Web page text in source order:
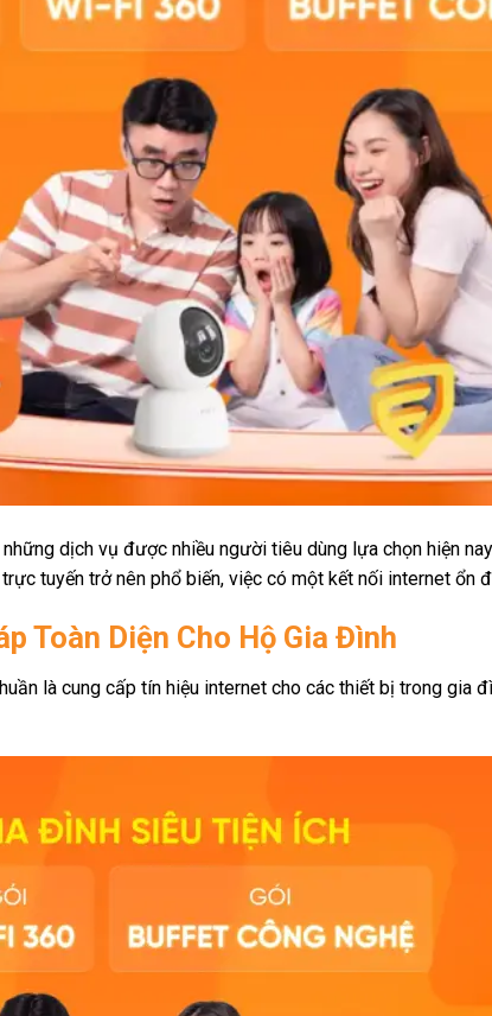
dịch vụ được nhiều người tiêu dùng lựa chọn hiện
tuyến trở nên phổ biến, việc có một kết nối internet ổn
Toàn Diện Cho Hộ Gia Đình
là cung cấp tín hiệu internet cho các thiết bị trong gia